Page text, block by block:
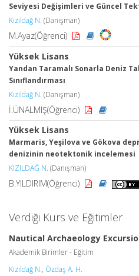
Seviyesi Değişimleri ve Güncel
Kızıldağ N. (Danışman)
M.Ayaz(Öğrenci)
Yüksek Lisans
Yandan Taramalı Sonarla Deniz
Sınıflandırması
Kızıldağ N. (Danışman)
İ.ÜNALMIŞ(Öğrenci)
Yüksek Lisans
Marmaris, Yeşilova ve Gökova
denizinin neotektonik incelemesi
KIZILDAĞ N. (Danışman)
B.YILDIRIM(Öğrenci)
Verdiği Kurs ve Eğitimler
Nautical Archaeology
Akademik Birimler - Eğitim
Kızıldağ N., Özdaş A. H.